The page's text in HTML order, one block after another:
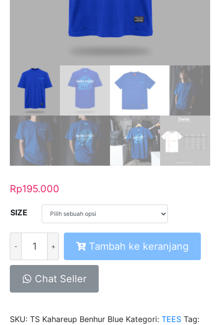
Rp195.000
SIZE
Tees
Kahareup
Tambah ke keranjang
Chat Seller
SKU: TS Kahareup Benhur Blue Kategori: TEES Tag: